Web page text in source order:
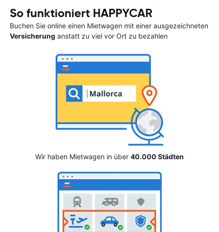
So funktioniert HAPPYCAR
Buchen Sie online einen Mietwagen mit einer ausgezeichneten
Versicherung anstatt zu viel vor Ort zu bezahlen
Wir haben Mietwagen in über 40.000 Städten